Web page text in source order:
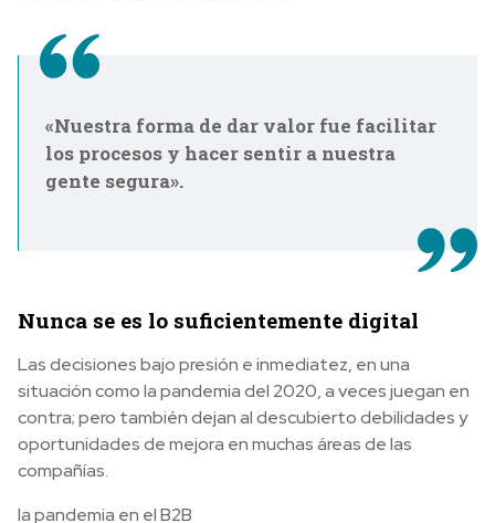
«Nuestra forma de dar valor fue facilitar
los procesos y hacer sentir a nuestra
gente segura».
Nunca se es lo suficientemente digital
Las decisiones bajo presión e inmediatez, en una
situación como la pandemia del 2020, a veces juegan en
contra; pero también dejan al descubierto debilidades y
oportunidades de mejora en muchas áreas de las
compañías.
la pandemia en el B2B